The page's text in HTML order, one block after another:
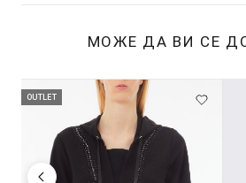
МОЖЕ ДА ВИ СЕ
OUTLET